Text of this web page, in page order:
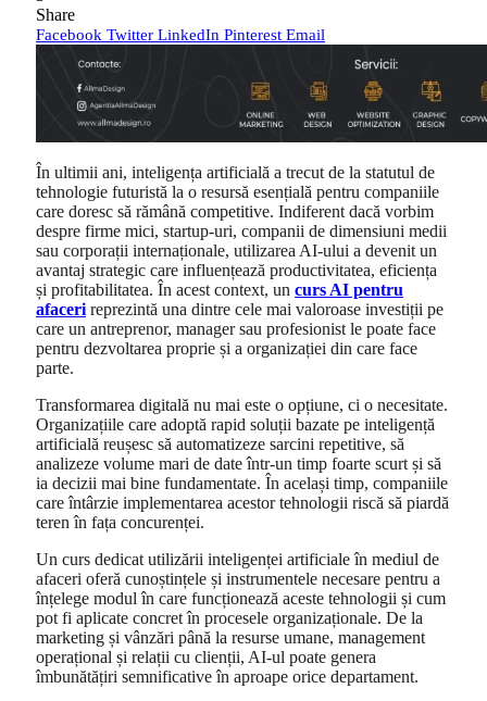
Share
Facebook Twitter LinkedIn Pinterest Email
În ultimii ani, inteligența artificială a trecut de la statutul de
tehnologie futuristă la o resursă esențială pentru companiile
care doresc să rămână competitive. Indiferent dacă vorbim
despre firme mici, startup-uri, companii de dimensiuni medii
sau corporații internaționale, utilizarea AI-ului a devenit un
avantaj strategic care influențează productivitatea, eficiența
și profitabilitatea. În acest context, un curs AI pentru
afaceri reprezintă una dintre cele mai valoroase investiții pe
care un antreprenor, manager sau profesionist le poate face
pentru dezvoltarea proprie și a organizației din care face
parte.
Transformarea digitală nu mai este o opțiune, ci o necesitate.
Organizațiile care adoptă rapid soluții bazate pe inteligență
artificială reușesc să automatizeze sarcini repetitive, să
analizeze volume mari de date într-un timp foarte scurt și să
ia decizii mai bine fundamentate. În același timp, companiile
care întârzie implementarea acestor tehnologii riscă să piardă
teren în fața concurenței.
Un curs dedicat utilizării inteligenței artificiale în mediul de
afaceri oferă cunoștințele și instrumentele necesare pentru a
înțelege modul în care funcționează aceste tehnologii și cum
pot fi aplicate concret în procesele organizaționale. De la
marketing și vânzări până la resurse umane, management
operațional și relații cu clienții, AI-ul poate genera
îmbunătățiri semnificative în aproape orice departament.